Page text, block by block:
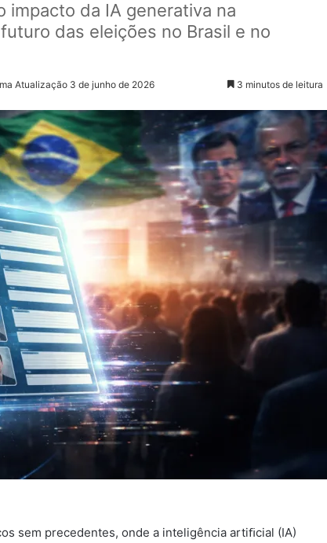
impacto da IA generativa na
das eleições no Brasil e no
Atualização 3 de junho de 2026 3 minutos de leitura
sem precedentes, onde a inteligência artiﬁcial (IA)